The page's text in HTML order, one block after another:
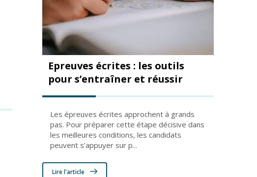
Epreuves écrites : les outils
pour s’entraîner et réussir
Les épreuves écrites approchent à grands
pas. Pour préparer cette étape décisive dans
les meilleures conditions, les candidats
peuvent s’appuyer sur p...
Lire l'article